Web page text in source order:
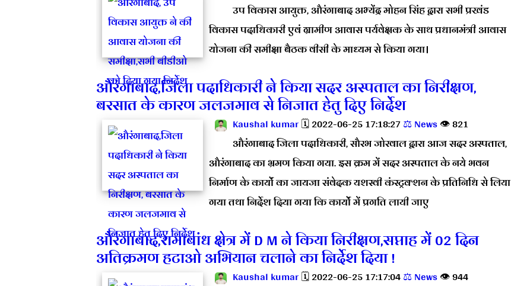
उप विकास आयुक्त, औरंगाबाद अभ्येंद्र मोहन सिंह द्वारा सभी प्रखंड
विकास पदाधिकारी एवं ग्रामीण आवास पर्यवेक्षक के साथ प्रधानमंत्री आवास
योजना की समीक्षा बैठक वीसी के माध्यम से किया गया।
औरंगाबाद,जिला पदाधिकारी ने किया सदर अस्पताल का निरीक्षण,
बरसात के कारण जलजमाव से निजात हेतु दिए निर्देश
Kaushal kumar🗓️ 2022-06-25 17:18:27⚖️ News👁️ 821
औरंगाबाद जिला पदाधिकारी, सौरभ जोरवाल द्वारा आज सदर अस्पताल,
औरंगाबाद का भ्रमण किया गया. इस क्रम में सदर अस्पताल के नये भवन
निर्माण के कार्यों का जायजा संवेदक यशस्वी कंस्ट्रक्शन के प्रतिनिधि से लिया
गया तथा निर्देश दिया गया कि कार्यों में प्रगति लायी जाए
औरंगाबाद,रामाबांध क्षेत्र में D M ने किया निरीक्षण,सप्ताह में 02 दिन
अतिक्रमण हटाओ अभियान चलाने का निर्देश दिया !
Kaushal kumar🗓️ 2022-06-25 17:17:04⚖️ News👁️ 944